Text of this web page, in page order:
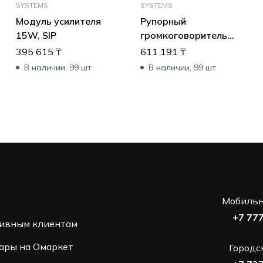
SYSTEMS
Модуль усилителя
15W, SIP
395 615 ₸
В наличии, 99 шт
SYSTEMS
Рупорный
громкоговоритель
15W, SIP, длинный
611 191 ₸
В наличии, 99 шт
клиентам
на Омаркет
+7